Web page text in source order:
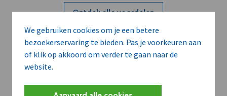
We gebruiken cookies om je een betere
bezoekerservaring te bieden. Pas je voorkeuren aan
of klik op akkoord om verder te gaan naar de
website.
Ontdek alle voordelen
Abboneer
Wilt u niet enkel de dVO community